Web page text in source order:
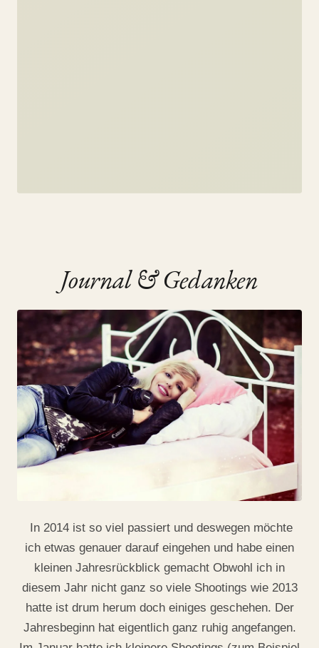
Mein Jahresrückblick 2014
18. July 2019
Journal & Gedanken
In 2014 ist so viel passiert und deswegen möchte
ich etwas genauer darauf eingehen und habe einen
kleinen Jahresrückblick gemacht Obwohl ich in
diesem Jahr nicht ganz so viele Shootings wie 2013
hatte ist drum herum doch einiges geschehen. Der
Jahresbeginn hat eigentlich ganz ruhig angefangen.